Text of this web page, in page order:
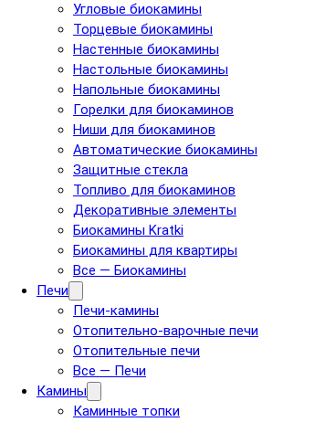
Угловые биокамины
Торцевые биокамины
Настенные биокамины
Настольные биокамины
Напольные биокамины
Горелки для биокаминов
Ниши для биокаминов
Автоматические биокамины
Защитные стекла
Топливо для биокаминов
Декоративные элементы
Биокамины Kratki
Биокамины для квартиры
Все — Биокамины
Печи
Печи-камины
Отопительно-варочные печи
Отопительные печи
Все — Печи
Камины
Каминные топки